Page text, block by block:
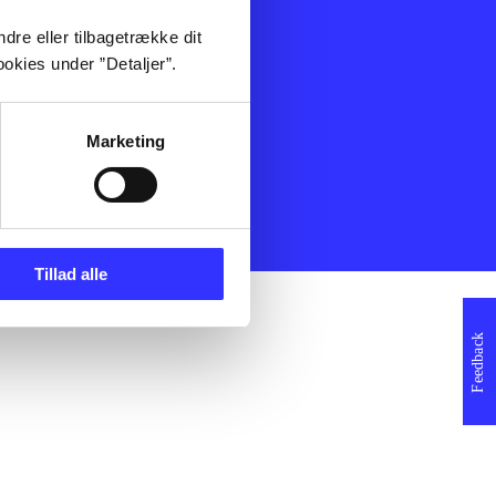
eller tilbagetrække dit
under ”Detaljer”.
Marketing
Tillad alle
Feedback
Film
Musik